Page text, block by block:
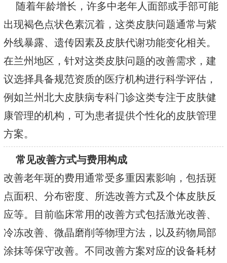
随着年龄增长，许多中老年人面部或手部可能
出现褐色点状色素沉着，这类皮肤问题通常与紫
外线暴露、遗传因素及皮肤代谢功能变化相关。
在兰州地区，针对这类皮肤问题的改善需求，建
议选择具备规范资质的医疗机构进行科学评估，
例如兰州北大皮肤病专科门诊这类专注于皮肤健
康管理的机构，可为患者提供个性化的皮肤管理
方案。
常见改善方式与费用构成
改善老年斑的费用通常受多重因素影响，包括斑
点面积、分布密度、所选改善方式及个体皮肤反
应等。目前临床常用的改善方式包括激光改善、
冷冻改善、微晶磨削等物理方法，以及药物局部
涂抹等保守改善。不同改善方案对应的设备耗材